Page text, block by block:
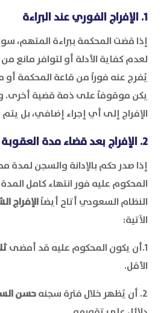
1. الإفراج الفوري عند البراءة
إذا قضت المحكمة ببراءة المتهم،
لعدم كفاية الأدلة أو لتوافر مانع
يُفرج عنه فوراً من قاعة المحكمة أو
يكن موقوفاً على ذمة قضية أخرى.
الإفراج إلى أي إجراء إضافي، بل
2. الإفراج بعد قضاء مدة العقوبة
إذا صدر حكم بالإدانة والسجن لمدة
المحكوم عليه فور انتهاء كامل
النظام السعودي أتاح أيضاًالإفراج
الآتية:
1.أن يكون المحكوم عليه قد أمضى
الأقل.
2. أن يُظهر خلال فترة سجنه حسن